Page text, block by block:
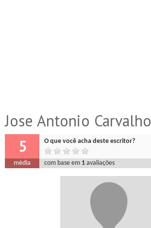
Jose Antonio Carvalho
5 O que você acha deste escritor?
média com base em 1 avaliações